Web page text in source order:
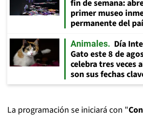
fin de semana:
primer museo
permanente del
Animales
Día
Gato este 8 de
celebra tres veces
son sus fechas
La programación se iniciará con "